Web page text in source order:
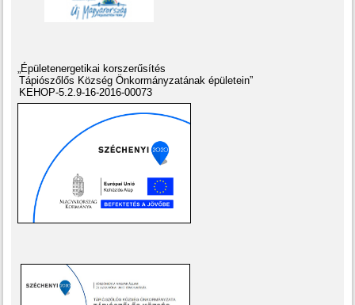
„Épületenergetikai korszerűsítés
Tápiószőlős Község Önkormányzatának épületein”
KEHOP-5.2.9-16-2016-00073